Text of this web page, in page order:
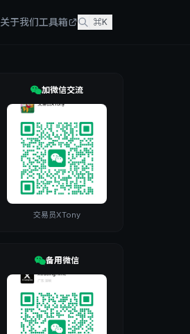
关于我们工具箱 ⌘K
加微信交流
交易员XTony
备用微信